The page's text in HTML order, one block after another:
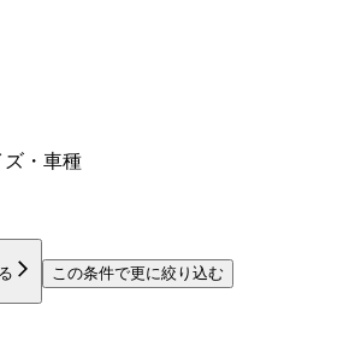
ズ・車種
この条件で更に絞り込む